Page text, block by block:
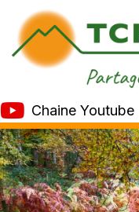
Chaine Youtube